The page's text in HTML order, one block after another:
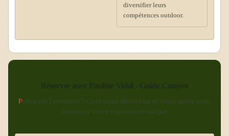
diversifier leurs
compétences outdoor.
Prêt pour l'aventure ? Contactez directement votre guide pour
démarrer votre expérience unique.